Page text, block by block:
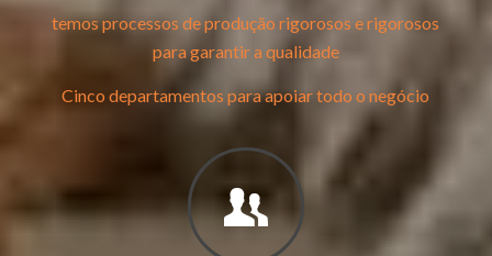
temos processos de produção rigorosos e rigorosos
para garantir a qualidade
Cinco departamentos para apoiar todo o negócio